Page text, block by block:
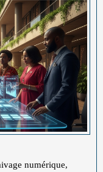
numérique,